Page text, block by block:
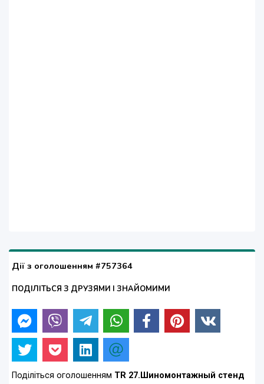
Дії з оголошенням #757364
ПОДІЛІТЬСЯ З ДРУЗЯМИ І ЗНАЙОМИМИ
Поділіться оголошенням ТR 27.Шиномонтажный стенд